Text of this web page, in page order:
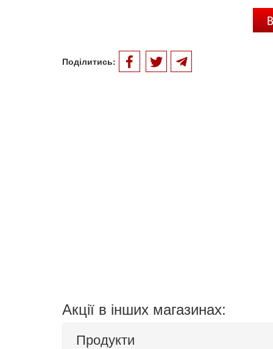
Поділитись:
Акції в інших магазинах:
Продукти